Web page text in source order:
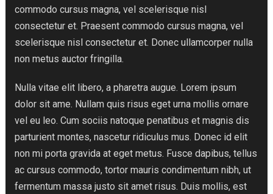
commodo cursus magna, vel scelerisque nisl
consectetur et. Praesent commodo cursus magna, vel
scelerisque nisl consectetur et. Donec ullamcorper nulla
non metus auctor fringilla.
Nulla vitae elit libero, a pharetra augue. Lorem ipsum
dolor sit ame. Nullam quis risus eget urna mollis ornare
vel eu leo. Cum sociis natoque penatibus et magnis dis
parturient montes, nascetur ridiculus mus. Donec id elit
non mi porta gravida at eget metus. Fusce dapibus, tellus
ac cursus commodo, tortor mauris condimentum nibh, ut
fermentum massa justo sit amet risus. Duis mollis, est